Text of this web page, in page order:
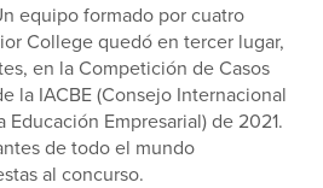
equipo formado por cuatro
College quedó en tercer lugar,
en la Competición de Casos
la IACBE (Consejo Internacional
Empresarial) de 2021.
de todo el mundo
al concurso.